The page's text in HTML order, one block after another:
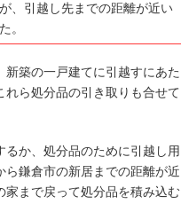
、引越し先までの距離が近い
。
築の一戸建てに引越すにあた
れら処分品の引き取りも合せて
か、処分品のために引越し用
鎌倉市の新居までの距離が近
まで戻って処分品を積み込む